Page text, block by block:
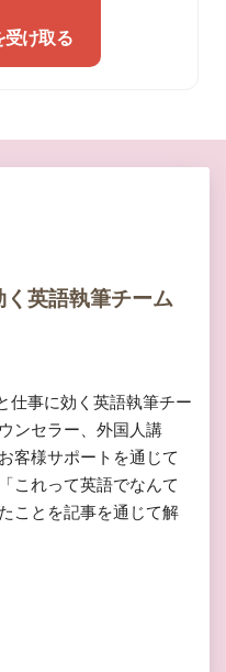
受け取る
英語執筆チーム
仕事に効く英語執筆チー
ンセラー、外国人講
客様サポートを通じて
これって英語でなんて
ことを記事を通じて解